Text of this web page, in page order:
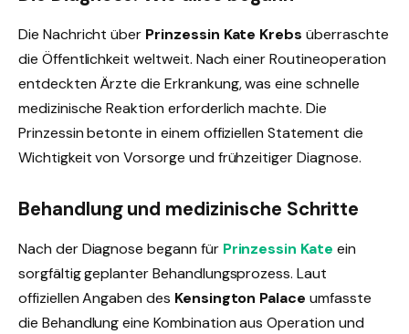
Die Nachricht über Prinzessin Kate Krebs überraschte
die Öffentlichkeit weltweit. Nach einer Routineoperation
entdeckten Ärzte die Erkrankung, was eine schnelle
medizinische Reaktion erforderlich machte. Die
Prinzessin betonte in einem offiziellen Statement die
Wichtigkeit von Vorsorge und frühzeitiger Diagnose.
Behandlung und medizinische Schritte
Nach der Diagnose begann für Prinzessin Kate ein
sorgfältig geplanter Behandlungsprozess. Laut
offiziellen Angaben des Kensington Palace umfasste
die Behandlung eine Kombination aus Operation und